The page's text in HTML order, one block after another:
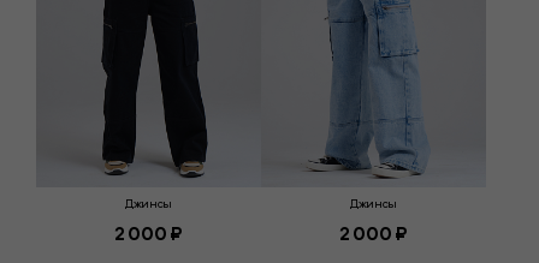
Джинсы
2 000 ₽
Джинсы
2 000 ₽